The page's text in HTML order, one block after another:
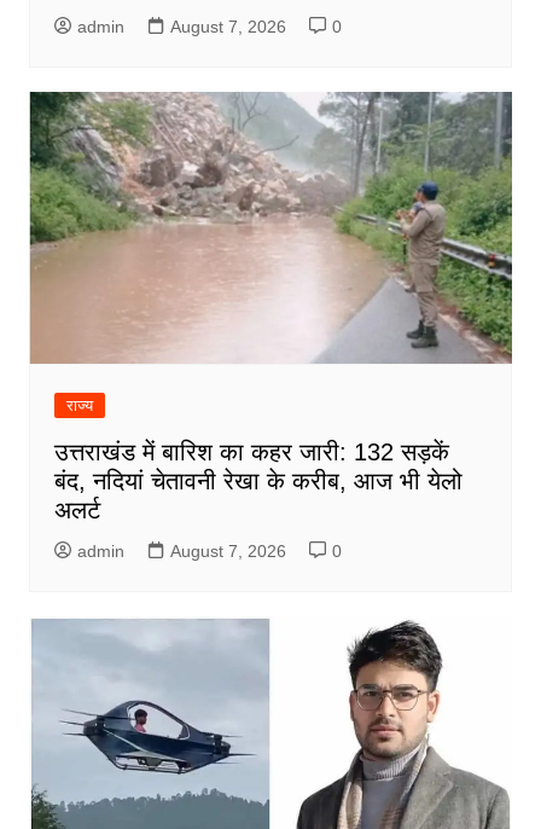
admin August 7, 2026 0
राज्य
उत्तराखंड में बारिश का कहर जारी: 132 सड़कें
बंद, नदियां चेतावनी रेखा के करीब, आज भी येलो
अलर्ट
admin August 7, 2026 0